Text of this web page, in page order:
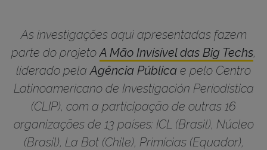
As investigações aqui apresentadas fazem
parte do projeto A Mão Invisível das Big Techs,
liderado pela Agência Pública e pelo Centro
Latinoamericano de Investigación Periodística
(CLIP), com a participação de outras 16
organizações de 13 países: ICL (Brasil), Núcleo
(Brasil), La Bot (Chile), Primícias (Equador),